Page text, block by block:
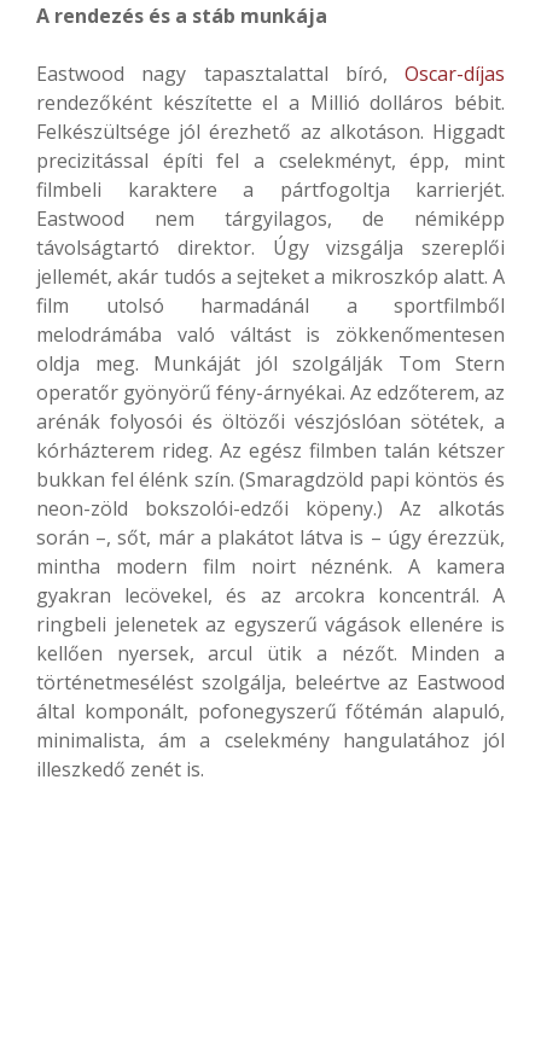
A rendezés és a stáb munkája
Eastwood nagy tapasztalattal bíró, Oscar-díjas
rendezőként készítette el a Millió dolláros bébit.
Felkészültsége jól érezhető az alkotáson. Higgadt
precizitással építi fel a cselekményt, épp, mint
filmbeli karaktere a pártfogoltja karrierjét.
Eastwood nem tárgyilagos, de némiképp
távolságtartó direktor. Úgy vizsgálja szereplői
jellemét, akár tudós a sejteket a mikroszkóp alatt. A
film utolsó harmadánál a sportfilmből
melodrámába való váltást is zökkenőmentesen
oldja meg. Munkáját jól szolgálják Tom Stern
operatőr gyönyörű fény-árnyékai. Az edzőterem, az
arénák folyosói és öltözői vészjóslóan sötétek, a
kórházterem rideg. Az egész filmben talán kétszer
bukkan fel élénk szín. (Smaragdzöld papi köntös és
neon-zöld bokszolói-edzői köpeny.) Az alkotás
során –, sőt, már a plakátot látva is – úgy érezzük,
mintha modern film noirt néznénk. A kamera
gyakran lecövekel, és az arcokra koncentrál. A
ringbeli jelenetek az egyszerű vágások ellenére is
kellően nyersek, arcul ütik a nézőt. Minden a
történetmesélést szolgálja, beleértve az Eastwood
által komponált, pofonegyszerű főtémán alapuló,
minimalista, ám a cselekmény hangulatához jól
illeszkedő zenét is.